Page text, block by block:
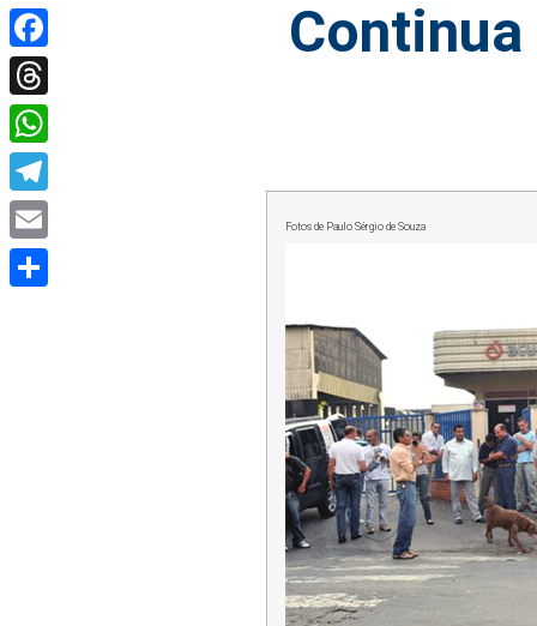
Fotos de Paulo Sérgio de Souza
X
Facebook
Threads
WhatsApp
Telegram
Email